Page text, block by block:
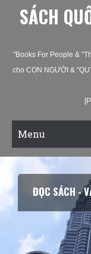
SÁCH
"Books For People &
cho CON NGƯỜI &
Menu
ĐỌC SÁCH -